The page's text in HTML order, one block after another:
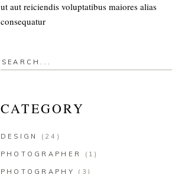
ut aut reiciendis voluptatibus maiores alias
consequatur
Search
CATEGORY
DESIGN (24)
PHOTOGRAPHER (1)
PHOTOGRAPHY (3)